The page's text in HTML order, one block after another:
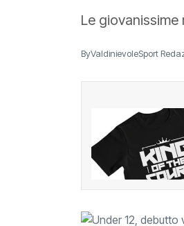
Le
ByValdinievoleSport